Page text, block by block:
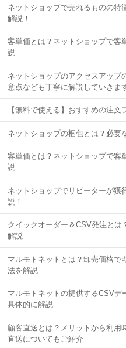
ネットショップで売れるものの特
解説！
客単価とは？ネットショップで客
説
ネットショップのアクセスアップ
意点なども丁寧に解説していきま
【無料で使える】おすすめの注文
ネットショップの梱包とは？必要
客単価とは？ネットショップで客
説
ネットショップでリピーターが獲
説！
クイックオーダー＆CSV発注とは
解説
マルモトネットとは？卸売価格で
法を解説
マルモトネットの提供するCSV
具体的に解説
顧客直送とは？メリットから利用
直送についてもご紹介